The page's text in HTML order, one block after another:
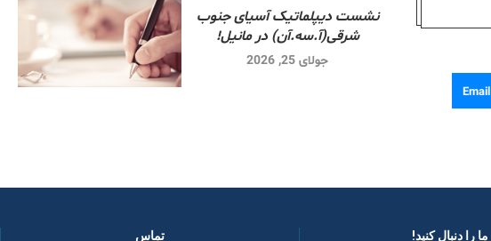
Email
نشست دیپلماتیک آسیای جنوب
شرقی‌(آ.سه.آن) در مانیل!
جولای 25, 2026
ما را دنبال کنید! ​ تماس